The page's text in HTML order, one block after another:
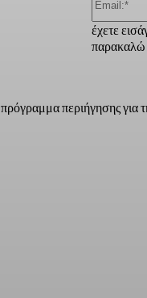
έχετε
παρακαλώ
περιήγησης